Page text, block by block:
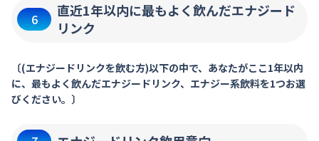
6
直近1年以内に最もよく飲んだエナジード
リンク
〔(エナジードリンクを飲む方)以下の中で、あなたがここ1年以内
に、最もよく飲んだエナジードリンク、エナジー系飲料を1つお選
びください。〕